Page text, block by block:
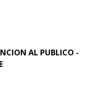
AL PUBLICO -